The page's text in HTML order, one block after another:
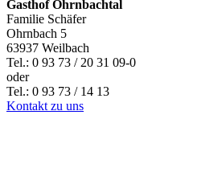
Gasthof Ohrnbachtal
Familie Schäfer
Ohrnbach 5
63937 Weilbach
Tel.: 0 93 73 / 20 31 09-0
oder
Tel.: 0 93 73 / 14 13
Kontakt zu uns